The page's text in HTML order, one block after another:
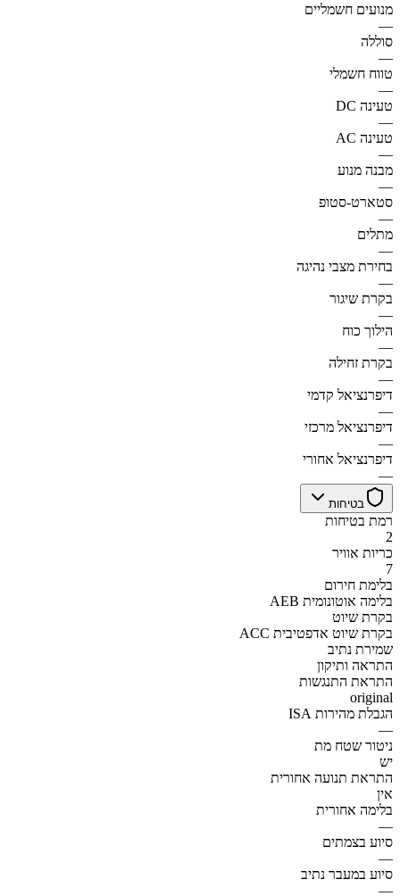
מנועים חשמליים
—
סוללה
—
טווח חשמלי
—
טעינה DC
—
טעינה AC
—
מבנה מנוע
—
סטארט-סטופ
—
מתלים
—
בחירת מצבי נהיגה
—
בקרת שיגור
—
הילוך כוח
—
בקרת זחילה
—
דיפרנציאל קדמי
—
דיפרנציאל מרכזי
—
דיפרנציאל אחורי
—
בטיחות
רמת בטיחות
2
כריות אוויר
7
בלימת חירום
AEB בלימה אוטונומית
בקרת שיוט
ACC בקרת שיוט אדפטיבית
שמירת נתיב
התראה ותיקון
התראת התנגשות
original
הגבלת מהירות ISA
—
ניטור שטח מת
יש
התראת תנועה אחורית
אין
בלימה אחורית
—
סיוע בצמתים
—
סיוע במעבר נתיב
—